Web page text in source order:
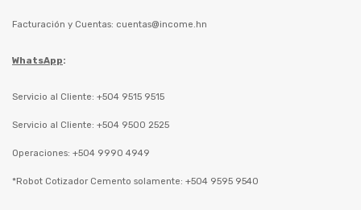
Facturación y Cuentas: cuentas@income.hn
WhatsApp:
Servicio al Cliente: +504 9515 9515
Servicio al Cliente: +504 9500 2525
Operaciones: +504 9990 4949
*Robot Cotizador Cemento solamente: +504 9595 9540